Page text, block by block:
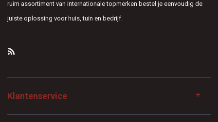
ruim assortiment van internationale topmerken bestel je eenvoudig de
juiste oplossing voor huis, tuin en bedrijf.
Klantenservice